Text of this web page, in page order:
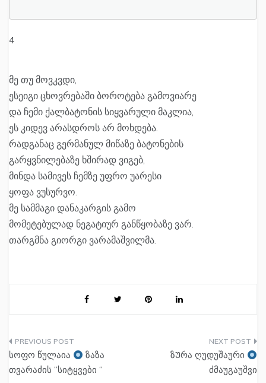
4
მე თუ მოვკვდი,
ესეიგი ცხოვრებაში ბოროტება გამოვიარე
და ჩემი ქალბატონის სიყვარული მაკლია,
ეს კიდევ არასდროს არ მოხდება.
რადგანაც გერმანულ მიწაზე ბატონების
გარყვნილებაზე ხშირად ვიგებ,
მინდა სამივეს ჩემზე უფრო უარესი
ყოფა ვუსურვო.
მე სამმაგი დანაკარგის გამო
მომეტებულად ნეგატიურ განწყობაზე ვარ.
თარგმნა გიორგი ვარამაშვილმა.
პოსტის
ნავიგაცია
სოფო წულაია
ზაზა
თვარაძის “სიტყვები “
ზᲣრა ღუდუშაური
ძმაუგაუშვი